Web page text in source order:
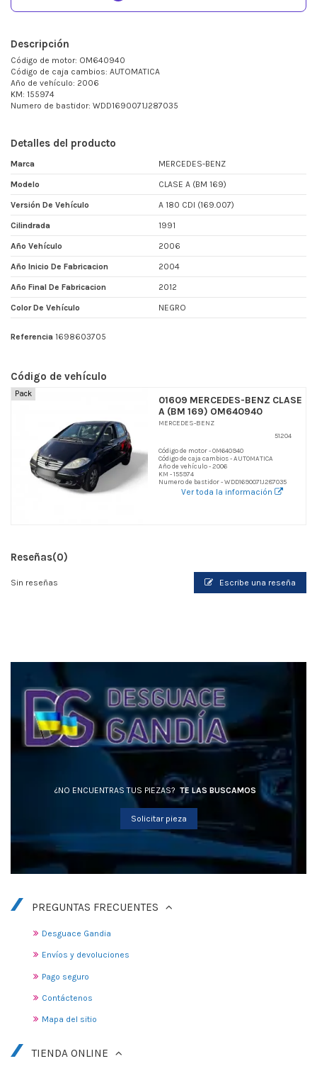
Descripción
Código de motor: OM640940
Código de caja cambios: AUTOMATICA
Año de vehículo: 2006
KM: 155974
Numero de bastidor: WDD1690071J287035
Detalles del producto
Marca MERCEDES-BENZ
Modelo CLASE A (BM 169)
Versión De Vehículo A 180 CDI (169.007)
Cilindrada 1991
Año Vehículo 2006
Año Inicio De Fabricacion 2004
Año Final De Fabricacion 2012
Color De Vehículo NEGRO
Referencia 1698603705
Código de vehículo
Pack
01609 MERCEDES-BENZ CLASE
A (BM 169) OM640940
MERCEDES-BENZ
51204
Código de motor - OM640940
Código de caja cambios - AUTOMATICA
Año de vehículo - 2006
KM - 155974
Numero de bastidor - WDD1690071J287035
Ver toda la información
Reseñas(0)
Sin reseñas Escribe una reseña
¿NO ENCUENTRAS TUS PIEZAS? TE LAS BUSCAMOS
Solicitar pieza
PREGUNTAS FRECUENTES
Desguace Gandia
Envíos y devoluciones
Pago seguro
Contáctenos
Mapa del sitio
TIENDA ONLINE